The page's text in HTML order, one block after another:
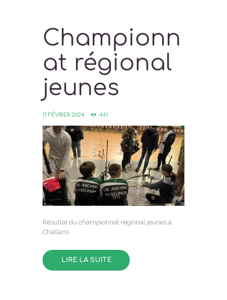
Championn
at régional
jeunes
11 FÉVRIER 2024 461
Résultat du championnat régional jeunes à
Challans
LIRE LA SUITE